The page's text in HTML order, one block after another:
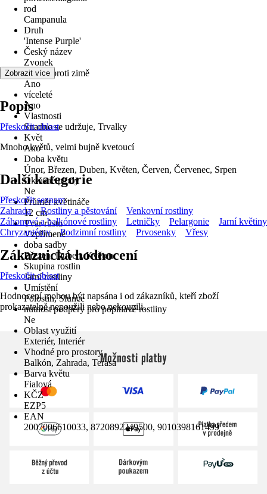
rod
Campanula
Druh
'Intense Purple'
Český název
Zvonek
odolné proti zimě
Ano
víceleté
Ano
Vlastnosti
Snadno se udržuje, Trvalky
Květ
Ano
Doba květu
Únor, Březen, Duben, Květen, Červen, Červenec, Srpen
Okrasné plody
Ne
Průměr květináče
12 cm
Tvar růstu
Vzpřímené
doba sadby
Březen, Duben, Květen
Skupina rostlin
Jarní rostliny
Umístění
Polostín, Slunce
nutnost podpěry pro popínavé rostliny
Ne
Oblast využití
Exteriér, Interiér
Vhodné pro prostory
Balkón, Zahrada, Terasa
Barva květu
Fialová
KČZ
EZP5
EAN
2007006610033, 8720892249500, 9010398161499
Zobrazit více
Popis
Přeskočit oblast
Mnoho květů, velmi bujně kvetoucí
Další kategorie
Přeskočit seznam
Zahrada
Rostliny a pěstování
Venkovní rostliny
Záhonové a balkónové rostliny
Letničky Pelargonie
Jarní květiny
Chryzantémy
Podzimní rostliny Prvosenky Vřesy
Zákaznická hodnocení
Přeskočit oblast
Hodnocení mohou být napsána i od zákazníků, kteří zboží
prokazatelně nepoužili nebo nekoupili.
Možnosti platby